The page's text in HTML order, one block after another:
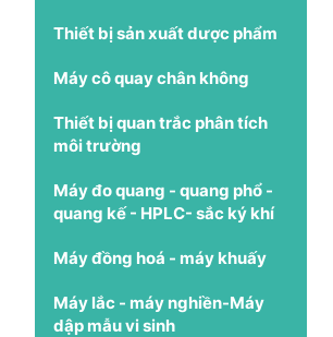
Thiết bị sản xuất dược phẩm
Máy cô quay chân không
Thiết bị quan trắc phân tích
môi trường
Máy đo quang - quang phổ -
quang kế - HPLC- sắc ký khí
Máy đồng hoá - máy khuấy
Máy lắc - máy nghiền-Máy
dập mẫu vi sinh